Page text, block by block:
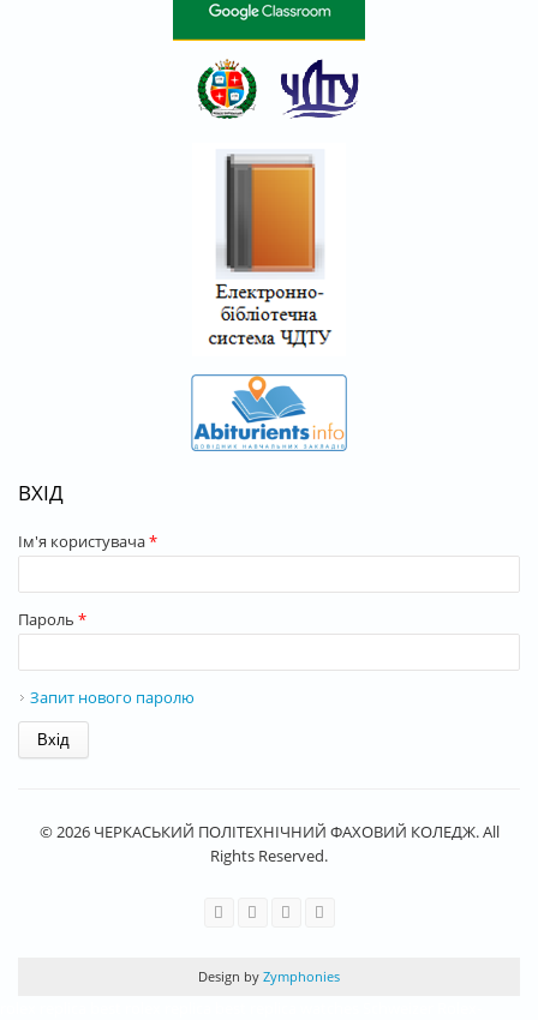
ВХІД
Ім'я користувача*
Пароль *
Запит нового паролю
© 2026 ЧЕРКАСЬКИЙ ПОЛІТЕХНІЧНИЙ ФАХОВИЙ КОЛЕДЖ. All
Rights Reserved.
Design by Zymphonies